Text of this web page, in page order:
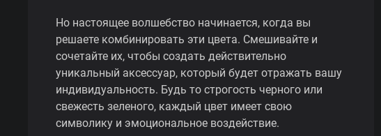
Но настоящее волшебство начинается, когда вы
решаете комбинировать эти цвета. Смешивайте и
сочетайте их, чтобы создать действительно
уникальный аксессуар, который будет отражать вашу
индивидуальность. Будь то строгость черного или
свежесть зеленого, каждый цвет имеет свою
символику и эмоциональное воздействие.